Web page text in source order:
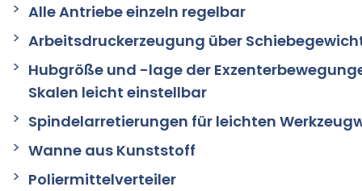
Alle Antriebe einzeln regelbar
Arbeitsdruckerzeugung über
Hubgröße und -lage der
Skalen leicht einstellbar
Spindelarretierungen für leichten
Wanne aus Kunststoff
Poliermittelverteiler